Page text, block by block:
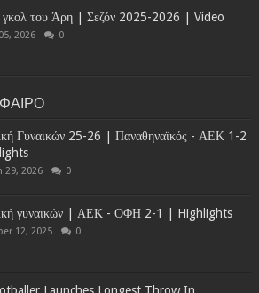
γκολ του Άρη | Σεζόν 2025-2026 | Video
2026 0
Γυναικών 25-26 | Παναθηναϊκός - ΑΕΚ 1-2
29, 2026 0
γυναικών | ΑΕΚ - ΟΦΗ 2-1 | Highlights
12, 2025 0